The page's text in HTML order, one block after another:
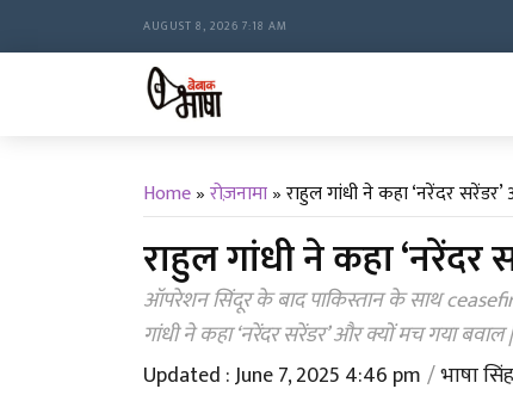
AUGUST 8, 2026 7:18 AM
Home»रोज़नामा»राहुल गांधी ने कहा ‘नरेंदर
राहुल गांधी ने कहा
ऑपरेशन सिंदूर के बाद पाकिस्तान के साथ ceasefire
गांधी ने कहा ‘नरेंदर सरेंडर’ और क्यों मच गया
Updated : June 7, 2025 4:46 pm भाषा सिंह